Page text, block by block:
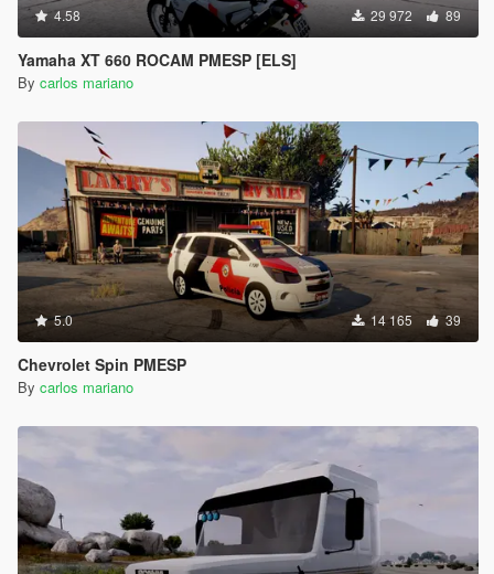
4.58 29 972 89
Yamaha XT 660 ROCAM PMESP [ELS]
By carlos mariano
5.0 14 165 39
Chevrolet Spin PMESP
By carlos mariano